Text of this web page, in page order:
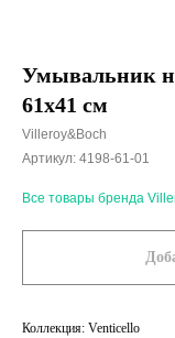
Умывальник
61x41 см
Villeroy&Boch
Артикул: 4198-61-01
Все товары бренда
Коллекция: Venticello